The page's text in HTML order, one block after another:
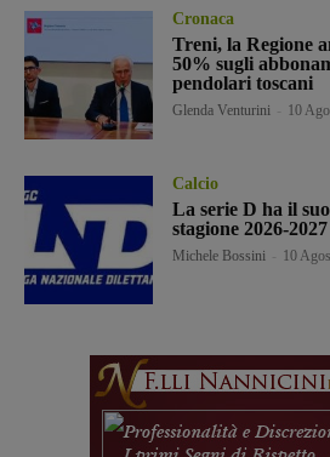
Cronaca
Treni, la Regione
50% sugli
pendolari toscani
Glenda Venturini 10
Calcio
La serie D ha il
stagione 2026-2027
Michele Bossini 10